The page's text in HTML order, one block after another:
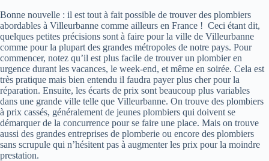
Bonne nouvelle : il est tout à fait possible de trouver des plombiers
abordables à Villeurbanne comme ailleurs en France ! Ceci étant dit,
quelques petites précisions sont à faire pour la ville de Villeurbanne
comme pour la plupart des grandes métropoles de notre pays. Pour
commencer, notez qu’il est plus facile de trouver un plombier en
urgence durant les vacances, le week-end, et même en soirée. Cela est
très pratique mais bien entendu il faudra payer plus cher pour la
réparation. Ensuite, les écarts de prix sont beaucoup plus variables
dans une grande ville telle que Villeurbanne. On trouve des plombiers
à prix cassés, généralement de jeunes plombiers qui doivent se
démarquer de la concurrence pour se faire une place. Mais on trouve
aussi des grandes entreprises de plomberie ou encore des plombiers
sans scrupule qui n’hésitent pas à augmenter les prix pour la moindre
prestation.